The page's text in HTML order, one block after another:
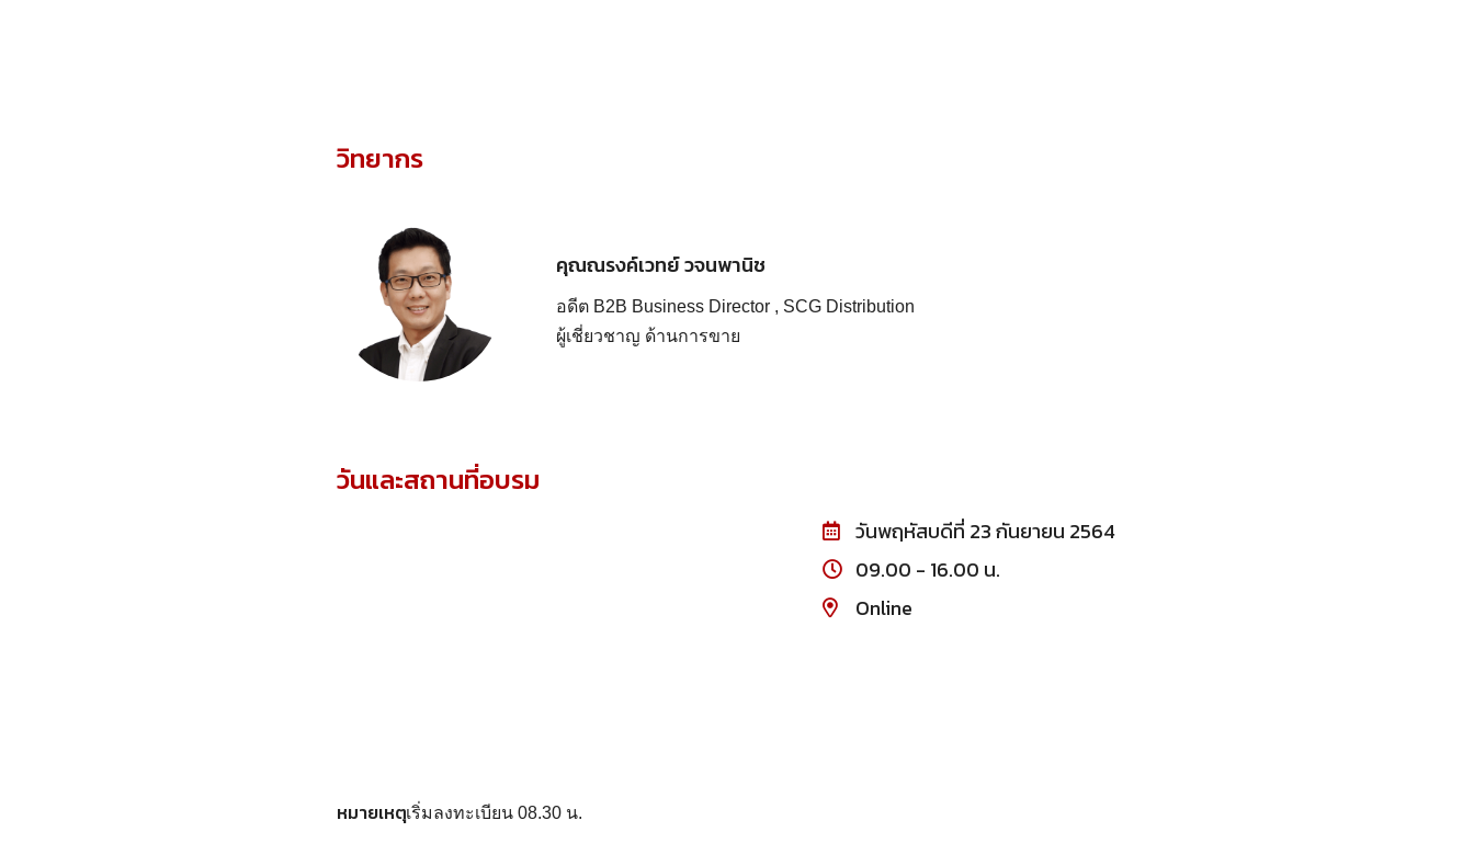
วิทยากร
คุณณรงค์เวทย์ วจนพานิช
อดีต B2B Business Director , SCG Distribution
ผู้เชี่ยวชาญ ด้านการขาย
วันและสถานที่อบรม
วันพฤหัสบดีที่ 23 กันยายน 2564
09.00 - 16.00 น.
Online
หมายเหตุเริ่มลงทะเบียน 08.30 น.